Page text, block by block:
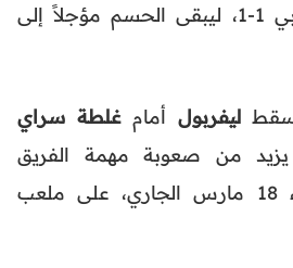
انتهت بالتعادل الإيجابي 1-1، ليبقى الحسم مؤجلاً إلى
سقطليفربول أمامغلطة سراي
من صعوبة مهمة الفريق
الإنجليزي يوم الأربعاء 18 مارس الجاري، على ملعب